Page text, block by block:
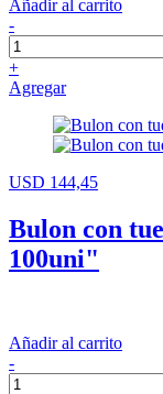
Añadir al carrito
-
+
Agregar
USD 144,45
Bulon con
100uni"
Añadir al carrito
-